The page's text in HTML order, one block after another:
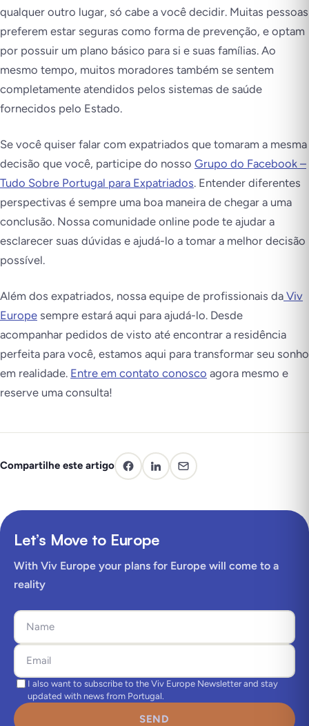
qualquer outro lugar, só cabe a você decidir. Muitas pessoas
preferem estar seguras como forma de prevenção, e optam
por possuir um plano básico para si e suas famílias. Ao
mesmo tempo, muitos moradores também se sentem
completamente atendidos pelos sistemas de saúde
fornecidos pelo Estado.
Se você quiser falar com expatriados que tomaram a mesma
decisão que você, participe do nosso Grupo do Facebook –
Tudo Sobre Portugal para Expatriados. Entender diferentes
perspectivas é sempre uma boa maneira de chegar a uma
conclusão. Nossa comunidade online pode te ajudar a
esclarecer suas dúvidas e ajudá-lo a tomar a melhor decisão
possível.
Além dos expatriados, nossa equipe de profissionais da Viv
Europe sempre estará aqui para ajudá-lo. Desde
acompanhar pedidos de visto até encontrar a residência
perfeita para você, estamos aqui para transformar seu sonho
em realidade. Entre em contato conosco agora mesmo e
reserve uma consulta!
Compartilhe este artigo
Let’s Move to Europe
With Viv Europe your plans for Europe will come to a
reality
I also want to subscribe to the Viv Europe Newsletter and stay
updated with news from Portugal.
SEND